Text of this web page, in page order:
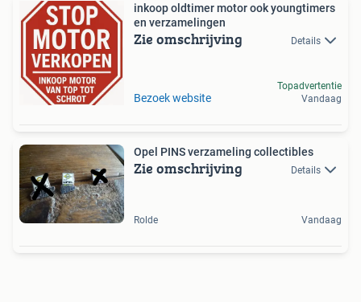
inkoop oldtimer motor ook youngtimers
en verzamelingen
Zie omschrijving Details
Bezoek website
Topadvertentie
Vandaag
Opel PINS verzameling collectibles
Zie omschrijving Details
Rolde Vandaag